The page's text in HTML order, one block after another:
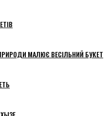
МАЛЮЄ ВЕСІЛЬНИЙ БУКЕТ